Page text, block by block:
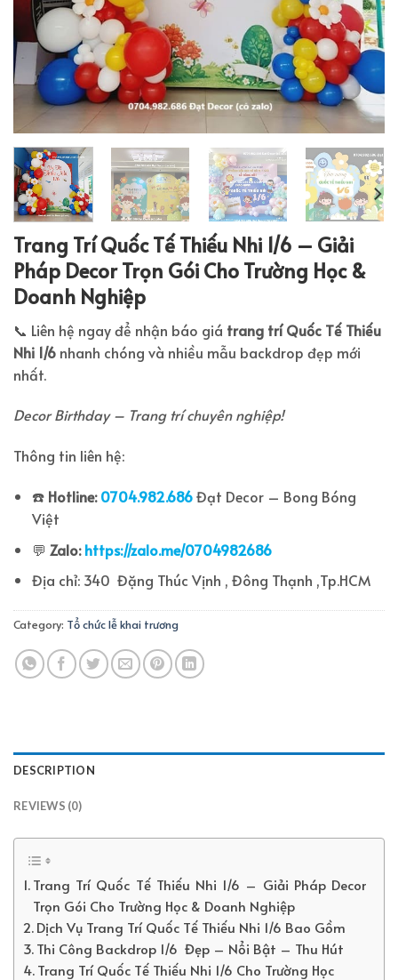
Trang Trí Quốc Tế Thiếu Nhi 1/6 – Giải
Pháp Decor Trọn Gói Cho Trường Học &
Doanh Nghiệp
📞 Liên hệ ngay để nhận báo giá trang trí Quốc Tế Thiếu
Nhi 1/6 nhanh chóng và nhiều mẫu backdrop đẹp mới
nhất.
Decor Birthday – Trang trí chuyên nghiệp!
Thông tin liên hệ:
☎️ Hotline: 0704.982.686Đạt Decor – Bong Bóng
Việt
💬 Zalo:https://zalo.me/0704982686
Địa chỉ: 340 Đặng Thúc Vịnh , Đông Thạnh ,Tp.HCM
Category: Tổ chức lễ khai trương
DESCRIPTION
REVIEWS (0)
Trang Trí Quốc Tế Thiếu Nhi 1/6 – Giải Pháp Decor
Trọn Gói Cho Trường Học & Doanh Nghiệp
Dịch Vụ Trang Trí Quốc Tế Thiếu Nhi 1/6 Bao Gồm
Thi Công Backdrop 1/6 Đẹp – Nổi Bật – Thu Hút
Trang Trí Quốc Tế Thiếu Nhi 1/6 Cho Trường Học